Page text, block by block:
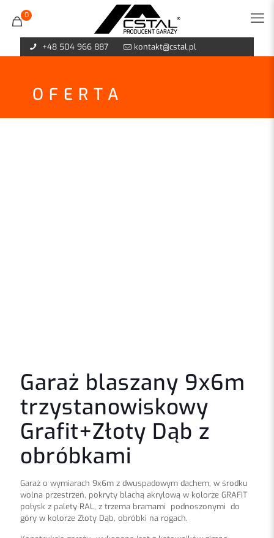
+48 504 966 887 kontakt@cstal.pl
0
OFERTA
Garaż blaszany 9x6m
trzystanowiskowy
Grafit+Złoty Dąb z
obróbkami
Garaż o wymiarach 9x6m z dwuspadowym dachem, w środku
wolna przestrzeń, pokryty blachą akrylową w kolorze GRAFIT
połysk z palety RAL, z trzema bramami podnoszonymi do
góry w kolorze Złoty Dąb, obróbki na rogach.